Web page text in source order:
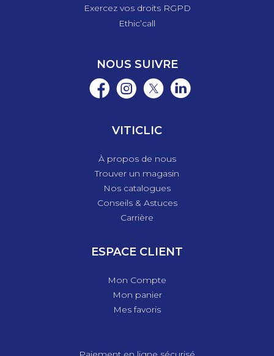
Exercez vos droits RGPD
Ethic’call
NOUS SUIVRE
VITICLIC
À propos de nous
Trouver un magasin
Nos catalogues
Conseils & Astuces
Carrière
ESPACE CLIENT
Mon Compte
Mon panier
Mes favoris